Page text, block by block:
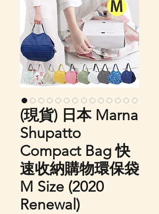
(現貨) 日本 Marna
Shupatto
Compact Bag 快
速收納購物環保袋
M Size (2020
Renewal)